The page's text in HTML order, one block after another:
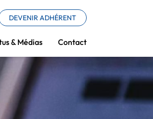
DEVENIR ADHÉRENT
& Médias Contact